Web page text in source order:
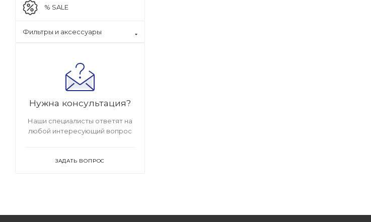
% SALE
Фильтры и аксессуары
Нужна консультация?
Наши специалисты ответят на
любой интересующий вопрос
ЗАДАТЬ ВОПРОС